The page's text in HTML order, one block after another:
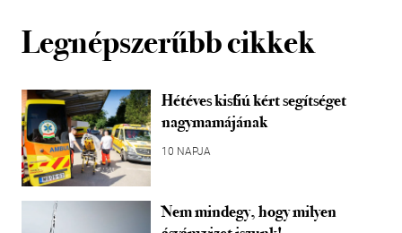
Legnépszerűbb cikkek
Hétéves kisfiú kért segítséget
nagymamájának
10 NAPJA
Nem mindegy, hogy milyen